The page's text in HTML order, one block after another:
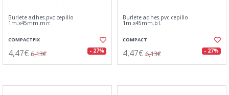
Burlete adhes.pvc cepillo
1m.x45mm.mrr.
COMPACTFIX
4,47€ 6,13€ - 27%
Burlete adhes.pvc cepillo
1m.x45mm.bl.
COMPACT
4,47€ 6,13€ - 27%